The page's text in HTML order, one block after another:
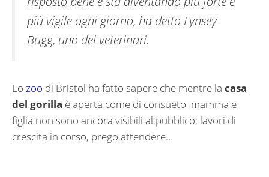
più vigile ogni giorno, ha detto Lynsey
Bugg, uno dei veterinari.
Lo zoo di Bristol ha fatto sapere che mentre la casa
del gorilla è aperta come di consueto, mamma e
figlia non sono ancora visibili al pubblico: lavori di
crescita in corso, prego attendere…